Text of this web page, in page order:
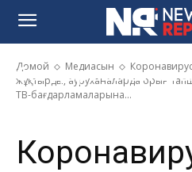
Домой Медиасын
жұқтырды, ауруханаларда орын
ТВ-бағдарламаларына...
ауруханаларда
15-21 маусым